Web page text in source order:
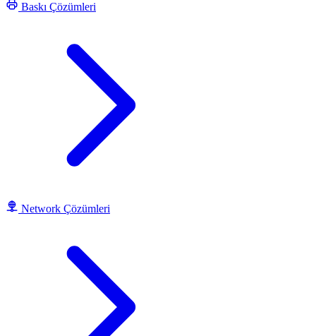
Baskı Çözümleri
Network Çözümleri